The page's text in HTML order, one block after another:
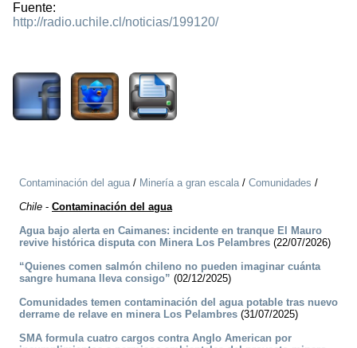
Fuente:
http://radio.uchile.cl/noticias/199120/
Contaminación del agua/ Minería a gran escala/ Comunidades /
Chile - Contaminación del agua
Agua bajo alerta en Caimanes: incidente en tranque El Mauro
revive histórica disputa con Minera Los Pelambres (22/07/2026)
“Quienes comen salmón chileno no pueden imaginar cuánta
sangre humana lleva consigo” (02/12/2025)
Comunidades temen contaminación del agua potable tras nuevo
derrame de relave en minera Los Pelambres (31/07/2025)
SMA formula cuatro cargos contra Anglo American por